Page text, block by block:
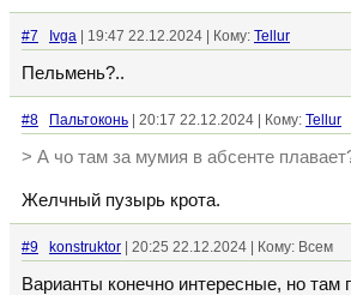
#7 Ivga | 19:47 22.12.2024 | Кому: Tellur
Пельмень?..
#8 Пальтоконь | 20:17 22.12.2024 | Кому: Tellur
> А чо там за мумия в абсенте
Желчный пузырь крота.
#9 konstruktor | 20:25 22.12.2024 | Кому: Всем
Варианты конечно интересные, но там